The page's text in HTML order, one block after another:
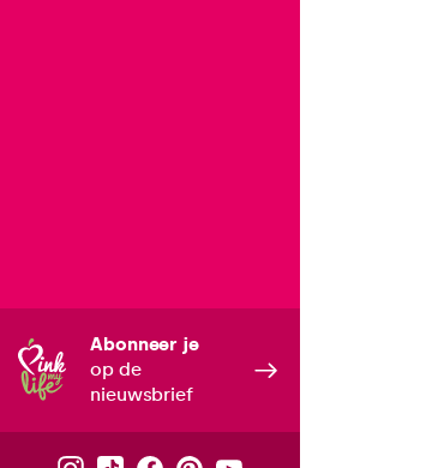
Abonneer je
op de
nieuwsbrief